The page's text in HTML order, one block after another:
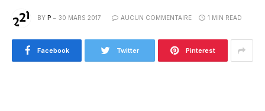
BY P 30 MARS 2017 AUCUN COMMENTAIRE 1 MIN READ
Facebook Twitter Pinterest